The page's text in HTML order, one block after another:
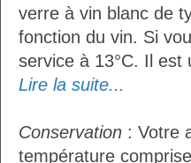
verre à vin blanc de
fonction du vin. Si
service à 13°C. Il
Lire la suite...
Conservation : Votre
température